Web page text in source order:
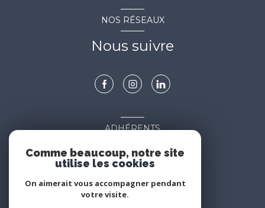
NOS RÉSEAUX
Nous suivre
ADHÉRENTS
Nous adhérons
Comme beaucoup, notre site
utilise les cookies
On aimerait vous accompagner pendant
votre visite.